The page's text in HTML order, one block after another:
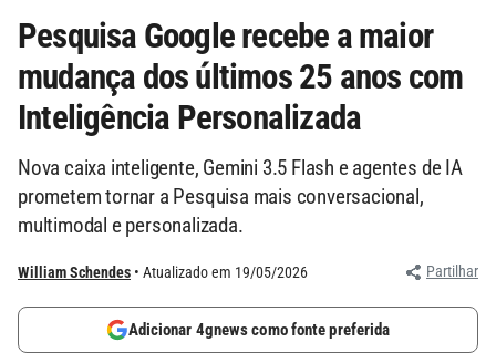
Pesquisa Google recebe a maior
mudança dos últimos 25 anos com
Inteligência Personalizada
Nova caixa inteligente, Gemini 3.5 Flash e agentes de IA
prometem tornar a Pesquisa mais conversacional,
multimodal e personalizada.
William Schendes Atualizado em 19/05/2026 Partilhar
Adicionar 4gnews como fonte preferida